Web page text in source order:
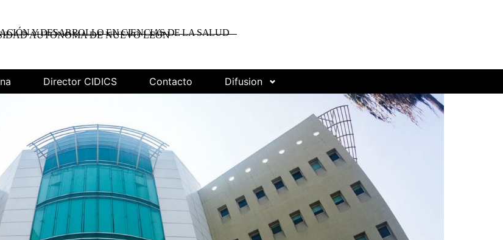
AUTÓNOMA DE NUEVO LEÓN
Y DESARROLLO EN CIENCIAS DE LA SALUD
Director CIDICS Contacto Difusion